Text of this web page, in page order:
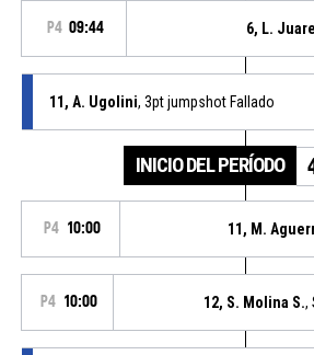
P4 09:44 6, L.
11, A. Ugolini, 3pt jumpshot Fallado
INICIO DEL PERÍODO
P4 10:00 11, M.
P4 10:00 12, S. Molina S.,